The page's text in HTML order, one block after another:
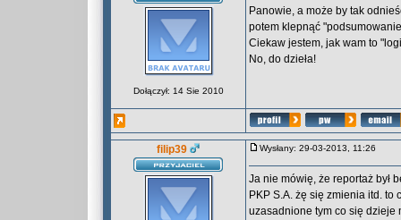
Dołączył: 14 Sie 2010
Panowie, a może by tak
potem klepnąć
Ciekaw jestem, jak wam to
No, do dzieła!
filip39 Wysłany: 29-03-2013, 11:26
Ja nie mówię, że reportaż był
PKP S.A. żę się zmienia itd.
uzasadnione tym co się dzieje